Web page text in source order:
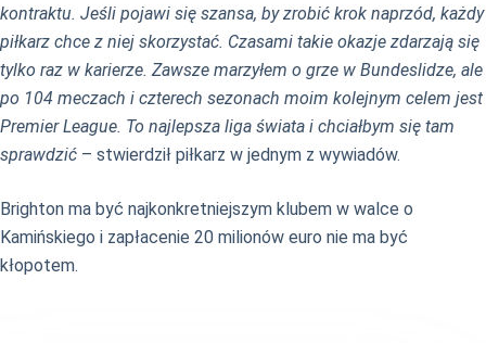
kontraktu. Jeśli pojawi się szansa, by zrobić krok naprzód, każdy
piłkarz chce z niej skorzystać. Czasami takie okazje zdarzają się
tylko raz w karierze. Zawsze marzyłem o grze w Bundeslidze, ale
po 104 meczach i czterech sezonach moim kolejnym celem jest
Premier League. To najlepsza liga świata i chciałbym się tam
sprawdzić – stwierdził piłkarz w jednym z wywiadów.
Brighton ma być najkonkretniejszym klubem w walce o
Kamińskiego i zapłacenie 20 milionów euro nie ma być
kłopotem.